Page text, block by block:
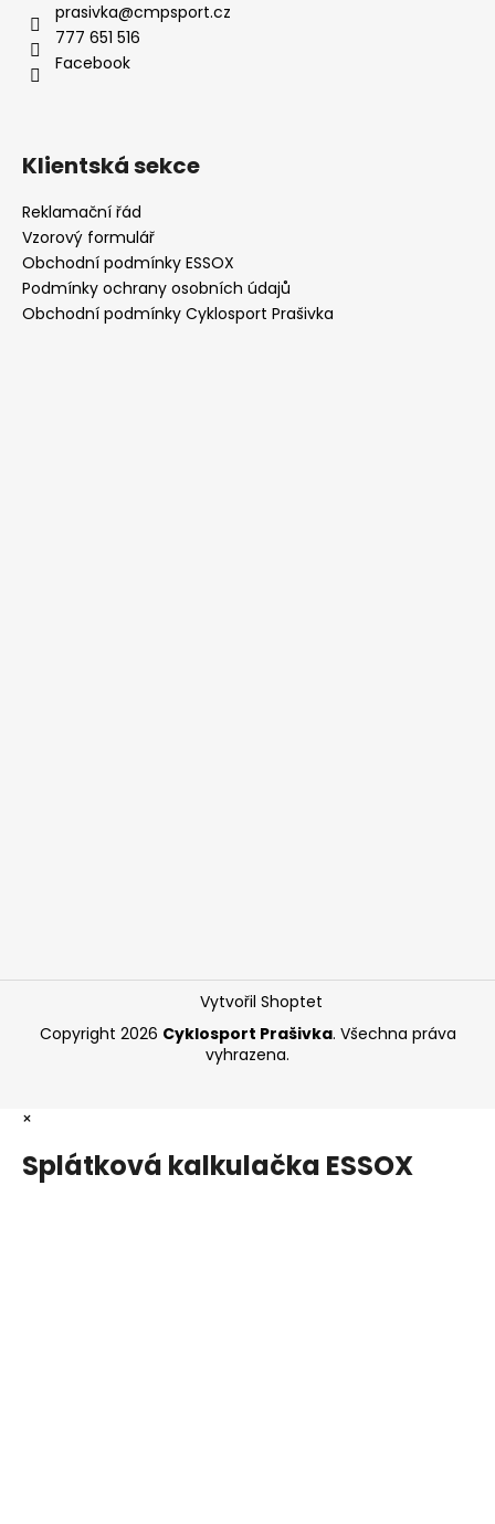
prasivka@cmpsport.cz
777 651 516
Facebook
Klientská sekce
Reklamační řád
Vzorový formulář
Obchodní podmínky ESSOX
Podmínky ochrany osobních údajů
Obchodní podmínky Cyklosport Prašivka
Vytvořil Shoptet
Copyright 2026 Cyklosport Prašivka. Všechna práva
vyhrazena.
×
Splátková kalkulačka ESSOX